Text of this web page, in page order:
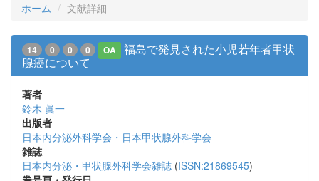
ホーム 文献詳細
14 0 0 0 OA
福島で発見された小児若年者甲状
腺癌について
著者
鈴木 眞一
出版者
日本内分泌外科学会・日本甲状腺外科学会
雑誌
日本内分泌・甲状腺外科学会雑誌 (ISSN:21869545)